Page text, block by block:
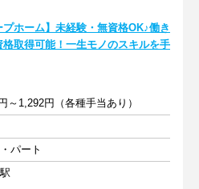
プホーム】未経験・無資格OK♪働き
格取得可能！一生モノのスキルを手
～1,292円（各種手当あり）
パート